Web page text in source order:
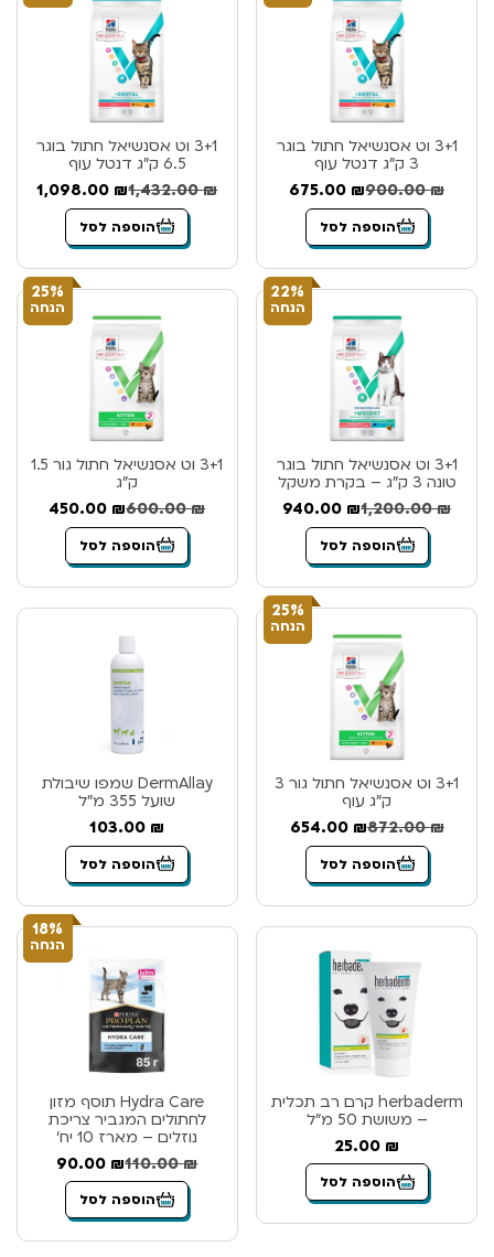
3+1 וט אסנשיאל חתול בוגר
3 ק”ג דנטל עוף
900.00₪
675.00 ₪
הוספה לסל
3+1 וט אסנשיאל חתול בוגר
6.5 ק”ג דנטל עוף
1,432.00₪
1,098.00 ₪
הוספה לסל
22%
הנחה
3+1 וט אסנשיאל חתול בוגר
טונה 3 ק”ג – בקרת משקל
1,200.00₪
940.00 ₪
הוספה לסל
25%
הנחה
3+1 וט אסנשיאל חתול גור 1.5
ק”ג
600.00₪
450.00 ₪
הוספה לסל
25%
הנחה
3+1 וט אסנשיאל חתול גור 3
ק”ג עוף
872.00₪
654.00 ₪
הוספה לסל
DermAllay שמפו שיבולת
שועל 355 מ”ל
103.00 ₪
הוספה לסל
herbaderm קרם רב תכלית
– משושת 50 מ”ל
25.00 ₪
הוספה לסל
18%
הנחה
Hydra Care תוסף מזון
לחתולים המגביר צריכת
נוזלים – מארז 10 יח’
110.00₪
90.00 ₪
הוספה לסל